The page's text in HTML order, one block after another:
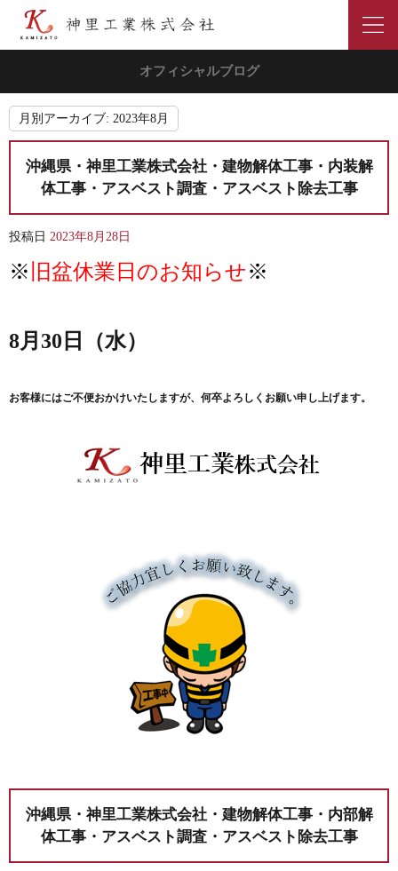
オフィシャルブログ
月別アーカイブ: 2023年8月
沖縄県・神里工業株式会社・建物解体工事・内装解
体工事・アスベスト調査・アスベスト除去工事
投稿日 2023年8月28日
※ 旧盆休業日のお知らせ※
8月30日（水）
お客様にはご不便おかけいたしますが、何卒よろしくお願い申し上げます。
沖縄県・神里工業株式会社・建物解体工事・内部解
体工事・アスベスト調査・アスベスト除去工事